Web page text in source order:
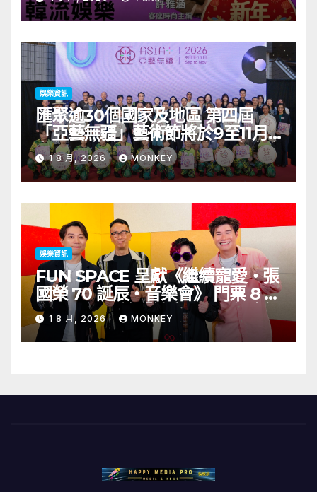
娛樂資訊
匯聚逾30個國家及地區 第四屆
「亞藝無疆」藝術節將於9至11月
舉行 開幕節目《三角演義》音樂會
演出陣容包括王雙駿夥拍恭碩良 聯
同來自蒙古的Uuhai、韓國的
KARDI和泰國的KIKI震懾舞台
1 8 月, 2026 MONKEY
娛樂資訊
FUN SPACE 呈獻《繼續寵愛・張
國榮 70 誕辰・音樂會》 門票 8 月
1 日至 10 日於「健康．旦」優先訂
購
1 8 月, 2026 MONKEY